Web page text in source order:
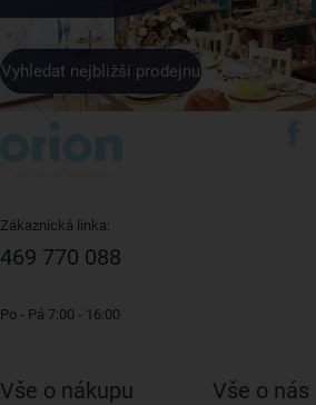
Vyhledat nejbližší prodejnu
Zákaznická linka:
469 770 088
Po - Pá 7:00 - 16:00
Vše o nákupu Vše o nás